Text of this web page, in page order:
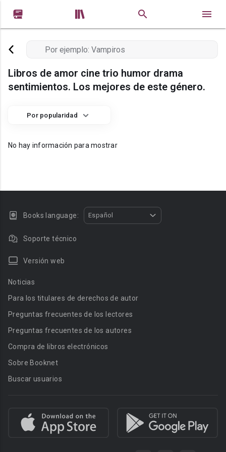
 
Libros de amor cine trio humor drama
sentimientos. Los mejores de este género.
Por popularidad
No hay información para mostrar
Books language: Español
Soporte técnico
Versión web
Noticias
Para los titulares de derechos de autor
Preguntas frecuentes de los lectores
Preguntas frecuentes de los autores
Compra de libros electrónicos
Sobre Booknet
Buscar usuarios